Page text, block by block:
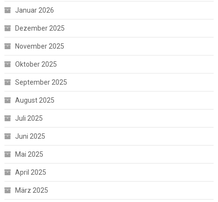
Januar 2026
Dezember 2025
November 2025
Oktober 2025
September 2025
August 2025
Juli 2025
Juni 2025
Mai 2025
April 2025
März 2025